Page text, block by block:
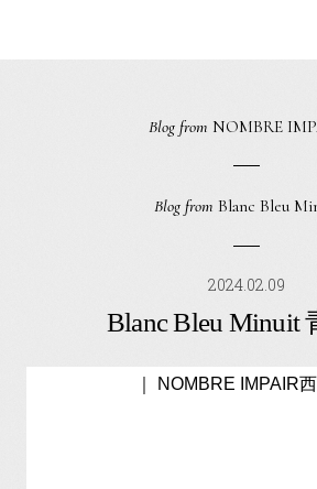
Blog from NOMBRE
Blog from Blanc Bleu
2024.02.09
Blanc Bleu Minuit
｜ NOMBRE IMPAIR西